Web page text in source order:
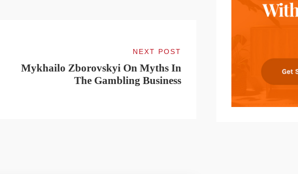
NEXT POST
Mykhailo Zborovskyi On Myths In
The Gambling Business